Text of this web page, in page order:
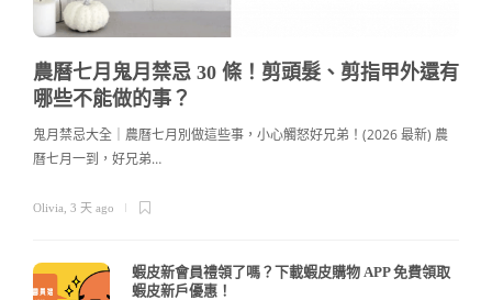
農曆七月鬼月禁忌 30 條！剪頭髮、剪指甲外還有
哪些不能做的事？
鬼月禁忌大全｜農曆七月別做這些事，小心觸怒好兄弟！(2026 最新) 農
曆七月一到，好兄弟…
Olivia 3 天 ago
蝦皮新會員禮領了嗎？下載蝦皮購物 APP 免費領取
蝦皮新戶優惠！